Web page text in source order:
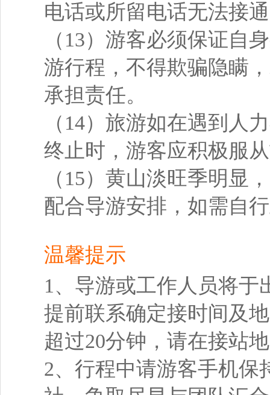
电话或所留电话无法接
（13）游客必须保证自
游行程，不得欺骗隐瞒
承担责任。
（14）旅游如在遇到人
终止时，游客应积极服
（15）黄山淡旺季明显
配合导游安排，如需自
温馨提示
1、导游或工作人员将于
提前联系确定接时间及
超过20分钟，请在接站
2、行程中请游客手机保